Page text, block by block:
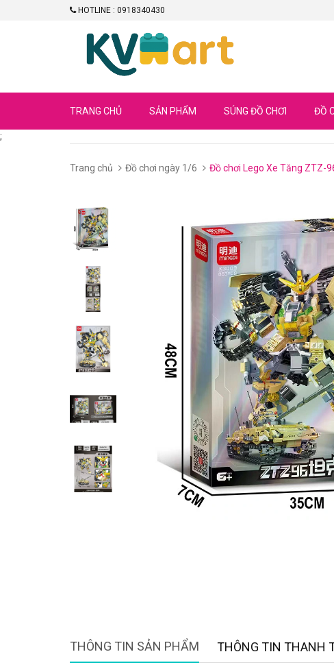
HOTLINE : 0918340430
TRANG CHỦ SẢN PHẨM SÚNG ĐỒ CHƠI ĐỒ
;
Trang chủ Đồ chơi ngày 1/6 Đồ chơi Lego Xe Tăng ZTZ-
THÔNG TIN SẢN PHẨM THÔNG TIN THANH